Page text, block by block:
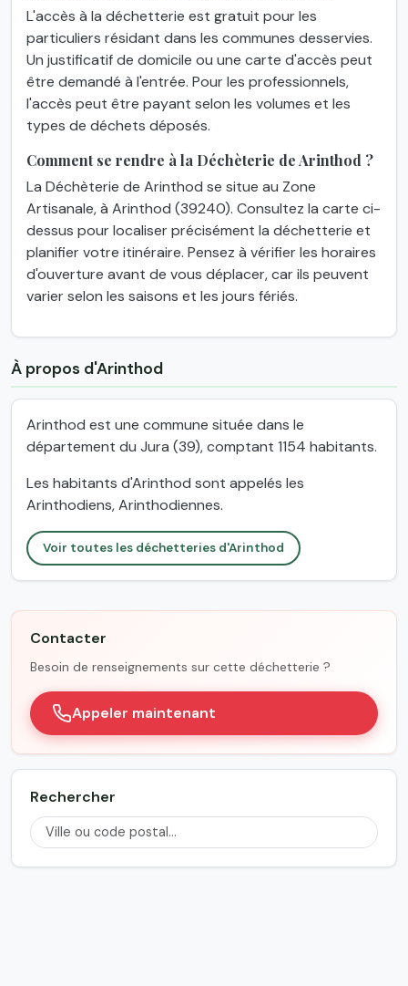
L'accès à la déchetterie est gratuit pour les
particuliers résidant dans les communes desservies.
Un justificatif de domicile ou une carte d'accès peut
être demandé à l'entrée. Pour les professionnels,
l'accès peut être payant selon les volumes et les
types de déchets déposés.
Comment se rendre à la Déchèterie de Arinthod ?
La Déchèterie de Arinthod se situe au Zone
Artisanale, à Arinthod (39240). Consultez la carte ci-
dessus pour localiser précisément la déchetterie et
planifier votre itinéraire. Pensez à vérifier les horaires
d'ouverture avant de vous déplacer, car ils peuvent
varier selon les saisons et les jours fériés.
À propos d'Arinthod
Arinthod est une commune située dans le
département du Jura (39), comptant 1154 habitants.
Les habitants d'Arinthod sont appelés les
Arinthodiens, Arinthodiennes.
Voir toutes les déchetteries d'Arinthod
Contacter
Besoin de renseignements sur cette déchetterie ?
Appeler maintenant
Rechercher